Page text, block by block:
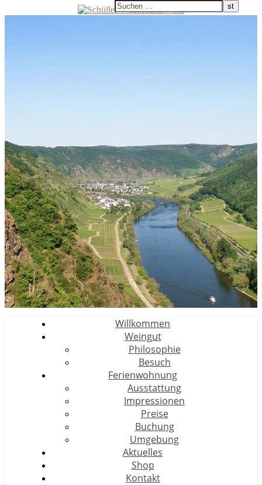
Willkommen
Weingut
Philosophie
Besuch
Ferienwohnung
Ausstattung
Impressionen
Preise
Buchung
Umgebung
Aktuelles
Shop
Kontakt